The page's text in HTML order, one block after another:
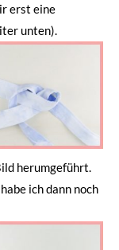
erst eine
unten).
herumgeführt.
ich dann noch